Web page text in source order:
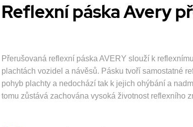
Reflexní páska Avery
Přerušovaná reflexní páska AVERY slouží k
plachtách vozidel a návěsů. Pásku tvoří samostatné
pohyb plachty a nedochází tak k jejich ohýbání a
tomu zůstává zachována vysoká životnost reflexního